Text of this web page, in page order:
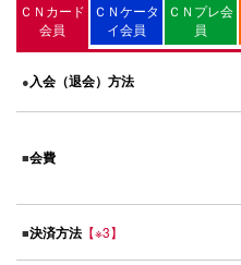
ＣＮカード
会員
ＣＮケータ
イ会員
ＣＮプレ会
員
●入会（退会）方法
■会費
■決済方法 【※3】